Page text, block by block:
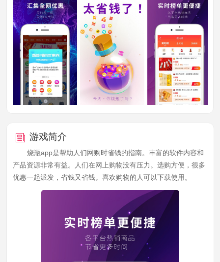
游戏简介
烧瓶app是帮助人们网购时省钱的指南。丰富的软件内容和
产品资源非常有益。人们在网上购物没有压力。选购方便，很多
优惠一起派发，省钱又省钱。喜欢购物的人可以下载使用。